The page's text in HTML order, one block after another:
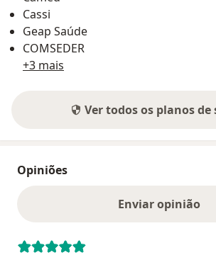
Cassi
Geap Saúde
COMSEDER
+3 mais
Ver todos os planos de
Opiniões
Enviar opinião